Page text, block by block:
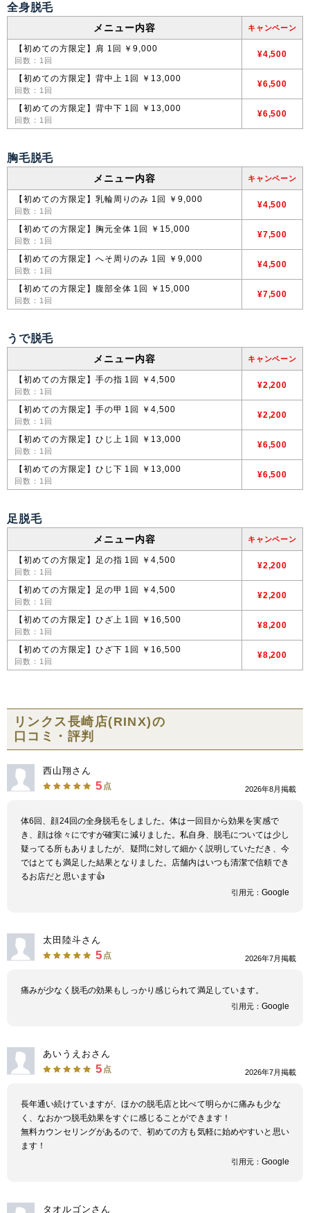
全身脱毛
メニュー内容 キャンペーン
【初めての方限定】肩 1回 ￥9,000
回数：1回
¥4,500
【初めての方限定】背中上 1回 ￥13,000
回数：1回
¥6,500
【初めての方限定】背中下 1回 ￥13,000
回数：1回
¥6,500
胸毛脱毛
メニュー内容 キャンペーン
【初めての方限定】乳輪周りのみ 1回 ￥9,000
回数：1回
¥4,500
【初めての方限定】胸元全体 1回 ￥15,000
回数：1回
¥7,500
【初めての方限定】へそ周りのみ 1回 ￥9,000
回数：1回
¥4,500
【初めての方限定】腹部全体 1回 ￥15,000
回数：1回
¥7,500
うで脱毛
メニュー内容 キャンペーン
【初めての方限定】手の指 1回 ￥4,500
回数：1回
¥2,200
【初めての方限定】手の甲 1回 ￥4,500
回数：1回
¥2,200
【初めての方限定】ひじ上 1回 ￥13,000
回数：1回
¥6,500
【初めての方限定】ひじ下 1回 ￥13,000
回数：1回
¥6,500
足脱毛
メニュー内容 キャンペーン
【初めての方限定】足の指 1回 ￥4,500
回数：1回
¥2,200
【初めての方限定】足の甲 1回 ￥4,500
回数：1回
¥2,200
【初めての方限定】ひざ上 1回 ￥16,500
回数：1回
¥8,200
【初めての方限定】ひざ下 1回 ￥16,500
回数：1回
¥8,200
リンクス長崎店(RINX)の
口コミ・評判
西山翔さん
5 点 2026年8月掲載
体6回、顔24回の全身脱毛をしました。体は一回目から効果を実感で
き、顔は徐々にですが確実に減りました。私自身、脱毛については少し
疑ってる所もありましたが、疑問に対して細かく説明していただき、今
ではとても満足した結果となりました。店舗内はいつも清潔で信頼でき
るお店だと思います👍
引用元： Google
太田陸斗さん
5 点 2026年7月掲載
痛みが少なく脱毛の効果もしっかり感じられて満足しています。
引用元： Google
あいうえおさん
5 点 2026年7月掲載
長年通い続けていますが、ほかの脱毛店と比べて明らかに痛みも少な
く、なおかつ脱毛効果をすぐに感じることができます！
無料カウンセリングがあるので、初めての方も気軽に始めやすいと思い
ます！
引用元： Google
タオルゴンさん